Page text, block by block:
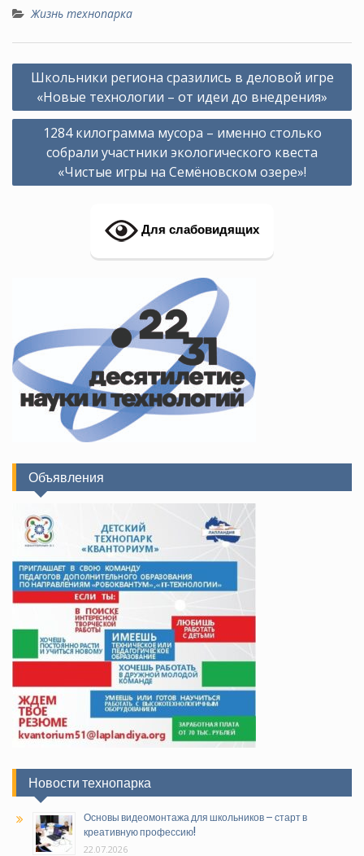
Жизнь технопарка
Навигация
записям
Школьники региона сразились в деловой игре
«Новые технологии – от идеи до внедрения»
1284 килограмма мусора – именно столько
собрали участники экологического квеста
«Чистые игры на Семёновском озере»!
Для слабовидящих
Объявления
Новости технопарка
Основы видеомонтажа для школьников – старт в
креативную профессию!
22.07.2026